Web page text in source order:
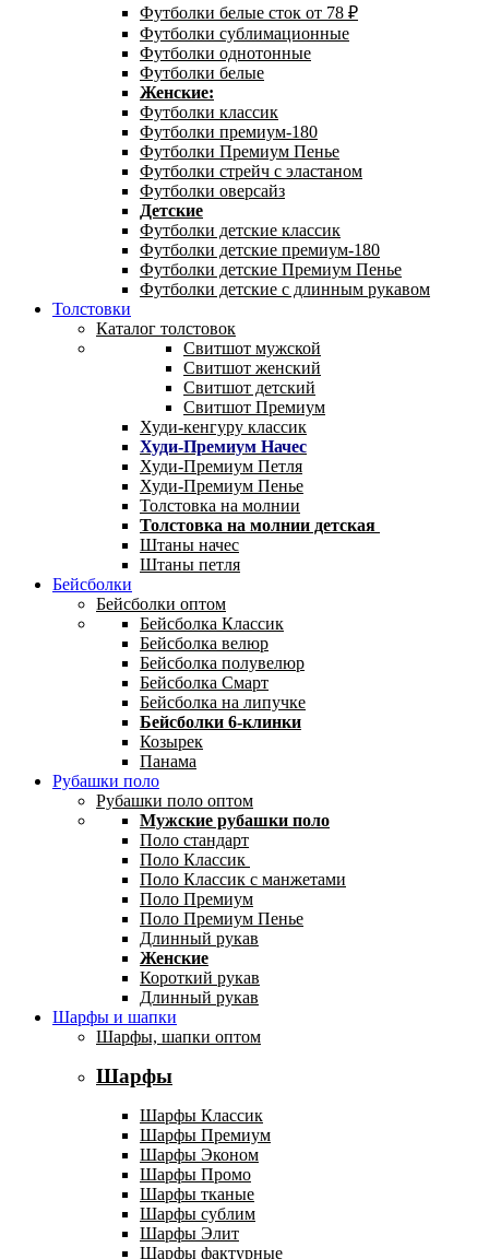
Футболки белые сток от 78 ₽
Футболки сублимационные
Футболки однотонные
Футболки белые
Женские:
Футболки классик
Футболки премиум-180
Футболки Премиум Пенье
Футболки стрейч с эластаном
Футболки оверсайз
Детские
Футболки детские классик
Футболки детские премиум-180
Футболки детские Премиум Пенье
Футболки детские с длинным рукавом
Толстовки
Каталог толстовок
Свитшот мужской
Свитшот женский
Свитшот детский
Свитшот Премиум
Худи-кенгуру классик
Худи-Премиум Начес
Худи-Премиум Петля
Худи-Премиум Пенье
Толстовка на молнии
Толстовка на молнии детская
Штаны начес
Штаны петля
Бейсболки
Бейсболки оптом
Бейсболка Классик
Бейсболка велюр
Бейсболка полувелюр
Бейсболка Смарт
Бейсболка на липучке
Бейсболки 6-клинки
Козырек
Панама
Рубашки поло
Рубашки поло оптом
Мужские рубашки поло
Поло стандарт
Поло Классик
Поло Классик с манжетами
Поло Премиум
Поло Премиум Пенье
Длинный рукав
Женские
Короткий рукав
Длинный рукав
Шарфы и шапки
Шарфы, шапки оптом
Шарфы
Шарфы Классик
Шарфы Премиум
Шарфы Эконом
Шарфы Промо
Шарфы тканые
Шарфы сублим
Шарфы Элит
Шарфы фактурные